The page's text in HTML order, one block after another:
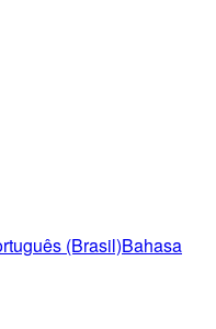
(Brasil)Bahasa